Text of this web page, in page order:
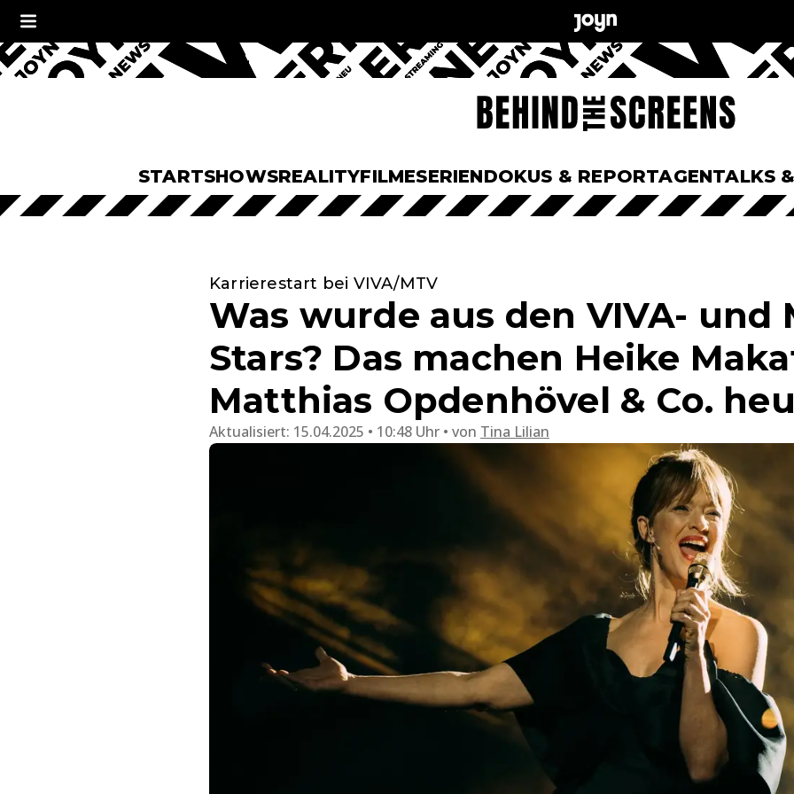
STARTSHOWSREALITYFILMESERIENDOKUS & REPORTAGENTALKS
Karrierestart bei VIVA/MTV
Was wurde aus den VIVA- und
Stars? Das machen Heike
Matthias Opdenhövel & Co.
Aktualisiert: 15.04.2025 • 10:48 Uhr von Tina Lilian